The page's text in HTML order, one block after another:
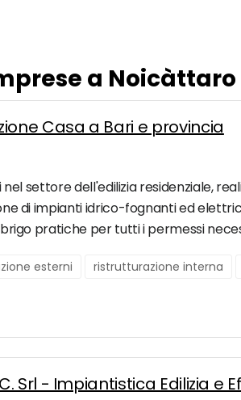
a Noicàttaro
Casa a Bari e provincia
settore dell'edilizia residenziale,
di impianti idrico-fognanti ed
pratiche per tutti i permessi
esterni ristrutturazione interna
Srl - Impiantistica Edilizia e